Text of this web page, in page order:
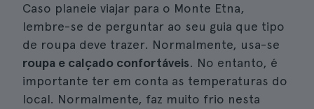
Caso planeie viajar para o Monte Etna,
lembre-se de perguntar ao seu guia que tipo
de roupa deve trazer. Normalmente, usa-se
roupa e calçado confortáveis. No entanto, é
importante ter em conta as temperaturas do
local. Normalmente, faz muito frio nesta